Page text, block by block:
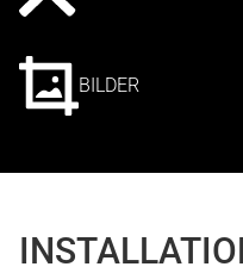
BILDER